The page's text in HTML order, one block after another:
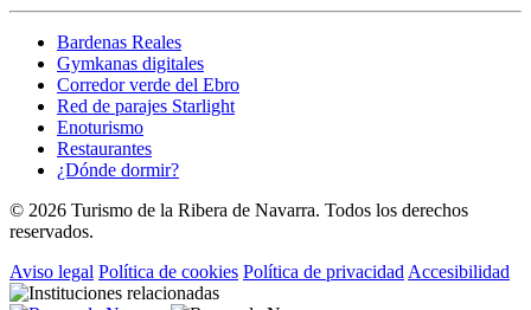
Bardenas Reales
Gymkanas digitales
Corredor verde del Ebro
Red de parajes Starlight
Enoturismo
Restaurantes
¿Dónde dormir?
© 2026 Turismo de la Ribera de Navarra. Todos los derechos
reservados.
Aviso legal Política de cookies Política de privacidad Accesibilidad